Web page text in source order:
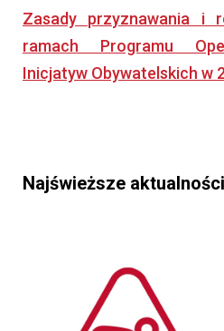
Zasady przyznawania i
ramach Programu
Inicjatyw Obywatelskich w
Najświeższe aktualności